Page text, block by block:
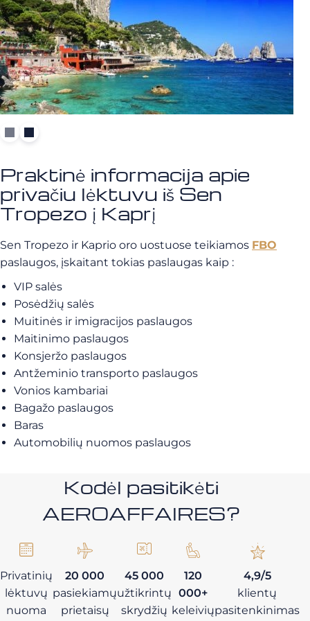
Praktinė informacija apie
privačiu lėktuvu iš Sen
Tropezo į Kaprį
Sen Tropezo ir Kaprio oro uostuose teikiamos FBO
paslaugos, įskaitant tokias paslaugas kaip :
VIP salės
Posėdžių salės
Muitinės ir imigracijos paslaugos
Maitinimo paslaugos
Konsjeržo paslaugos
Antžeminio transporto paslaugos
Vonios kambariai
Bagažo paslaugos
Baras
Automobilių nuomos paslaugos
Kodėl pasitikėti
AEROAFFAIRES?
Privatinių
lėktuvų
nuoma
20 000
pasiekiamų
prietaisų
45 000
užtikrintų
skrydžių
120
000+
keleivių
4,9/5
klientų
pasitenkinimas